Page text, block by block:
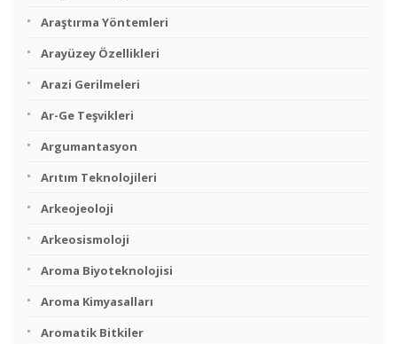
Araştırma Yöntemleri
Arayüzey Özellikleri
Arazi Gerilmeleri
Ar-Ge Teşvikleri
Argumantasyon
Arıtım Teknolojileri
Arkeojeoloji
Arkeosismoloji
Aroma Biyoteknolojisi
Aroma Kimyasalları
Aromatik Bitkiler